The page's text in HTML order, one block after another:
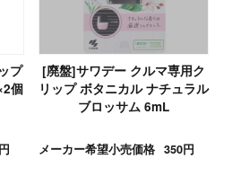
プ
個
[廃盤]サワデー クルマ専用ク
リップ ボタニカル ナチュラル
ブロッサム 6mL
メーカー希望小売価格 350円